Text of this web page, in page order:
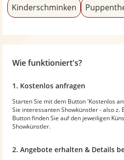
Kinderschminken
Wie funktioniert's?
1. Kostenlos anfragen
Starten Sie mit dem Button 'Kostenlos
Sie interessanten Showkünstler - also z.
Button finden Sie auf den jeweiligen
Showkünstler.
2. Angebote erhalten & Details